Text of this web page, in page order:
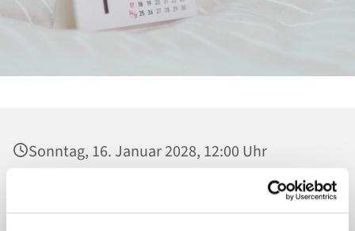
Sonntag, 16. Januar 2028, 12:00 Uhr
Heilig Kreuz, Kirche, Malchower Weg 22-24,
13053 Berlin